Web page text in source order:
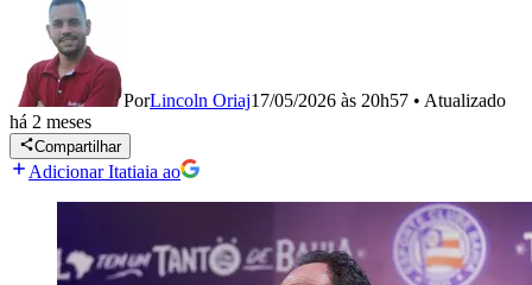
PorLincoln Oriaj17/05/2026 às 20h57 • Atualizado
há 2 meses
Compartilhar
Adicionar Itatiaia ao